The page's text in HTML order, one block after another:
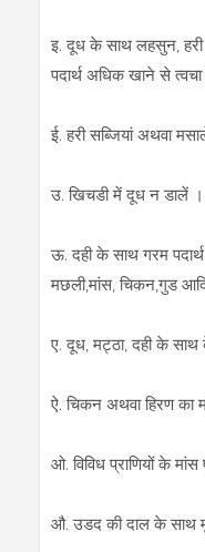
इ. दूध के साथ लहसुन, हरी
पदार्थ अधिक खाने से
ई. हरी सब्‍जियां अथवा
उ. खिचडी में दूध न डालें ।.
ऊ. दही के साथ गरम
मछली,मांस, चिकन,गुड
ए. दूध, मट्ठा, दही के
ऐ. चिकन अथवा हिरण का
ओ. विविध प्राणियों के
औ. उडद की दाल के साथ